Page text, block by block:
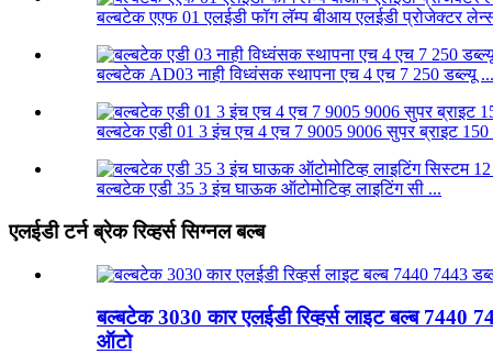
बल्बटेक एएफ 01 एलईडी फॉग लॅम्प बीआय एलईडी प्रोजेक्टर
बल्बटेक AD03 नाही विध्वंसक स्थापना एच 4 एच 7 250 डब्ल्यू ...
बल्बटेक एडी 01 3 इंच एच 4 एच 7 9005 9006 सुपर ब्राइट 150
बल्बटेक एडी 35 3 इंच घाऊक ऑटोमोटिव्ह लाइटिंग सी ...
एलईडी टर्न ब्रेक रिव्हर्स सिग्नल बल्ब
बल्बटेक 3030 कार एलईडी रिव्हर्स लाइट बल्ब 7440
ऑटो